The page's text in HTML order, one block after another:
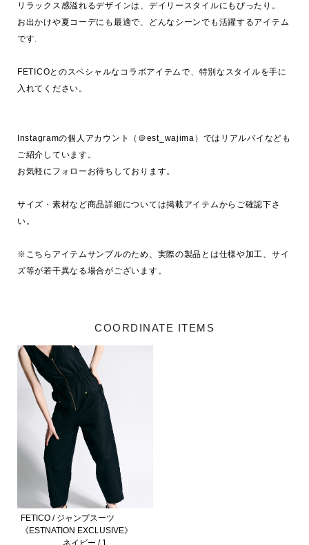
リラックス感溢れるデザインは、デイリースタイルにもぴったり。
お出かけや夏コーデにも最適で、どんなシーンでも活躍するアイテム
です.
FETICOとのスペシャルなコラボアイテムで、特別なスタイルを手に
入れてください。
Instagramの個人アカウント（＠est_wajima）ではリアルバイなども
ご紹介しています。
お気軽にフォローお待ちしております。
サイズ・素材など商品詳細については掲載アイテムからご確認下さ
い。
※こちらアイテムサンプルのため、実際の製品とは仕様や加工、サイ
ズ等が若干異なる場合がございます。
COORDINATE ITEMS
FETICO / ジャンプスーツ
《ESTNATION EXCLUSIVE》
ネイビー / 1